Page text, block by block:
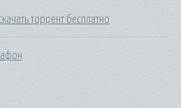
торрент бесплатно